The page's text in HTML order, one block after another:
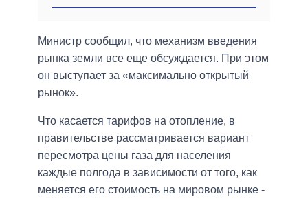
Министр сообщил, что механизм введения
рынка земли все еще обсуждается. При этом
он выступает за «максимально открытый
рынок».
Что касается тарифов на отопление, в
правительстве рассматривается вариант
пересмотра цены газа для населения
каждые полгода в зависимости от того, как
меняется его стоимость на мировом рынке -